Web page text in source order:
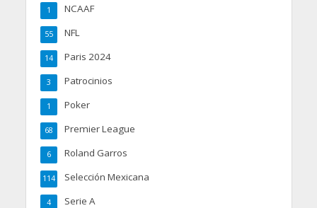
NCAAF
1
NFL
55
Paris 2024
14
Patrocinios
3
Poker
1
Premier League
68
Roland Garros
6
Selección Mexicana
114
Serie A
4